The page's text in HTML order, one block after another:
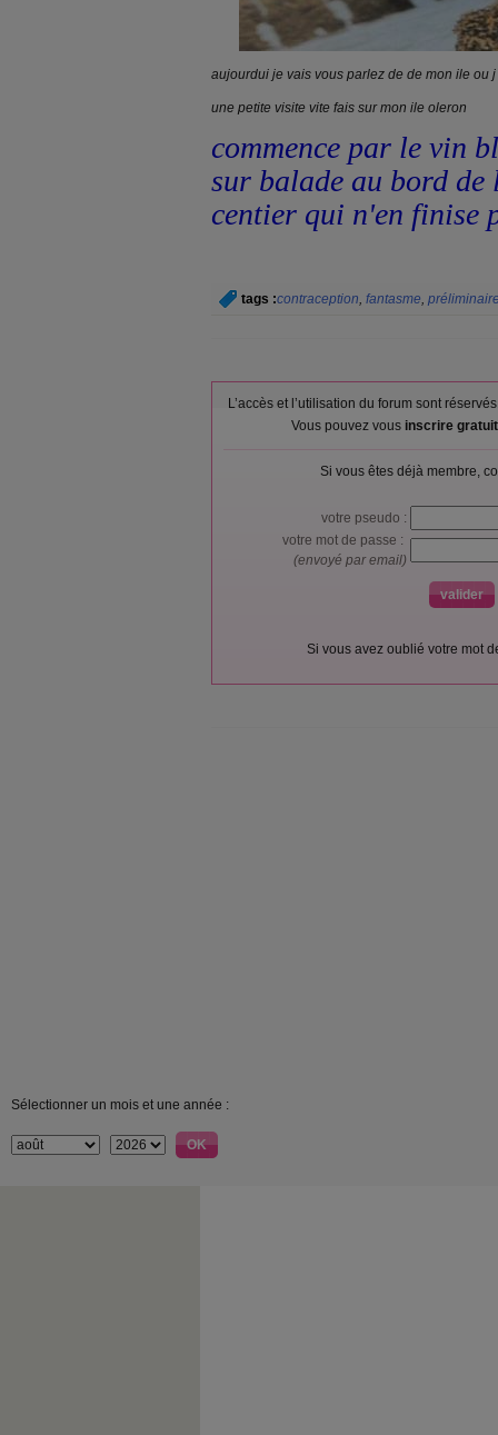
aujourdui je vais vous parlez de de mon ile ou
une petite visite vite fais sur mon ile oleron
commence par le vin
sur balade au bord de
centier qui n'en finise
tags :contraception, fantasme,
L’accès et l’utilisation du forum sont
Vous pouvez vous inscrire
Si vous êtes déjà membre,
votre pseudo :
votre mot de passe :
(envoyé par email)
Si vous avez oublié votre mot
Sélectionner un mois et une année :